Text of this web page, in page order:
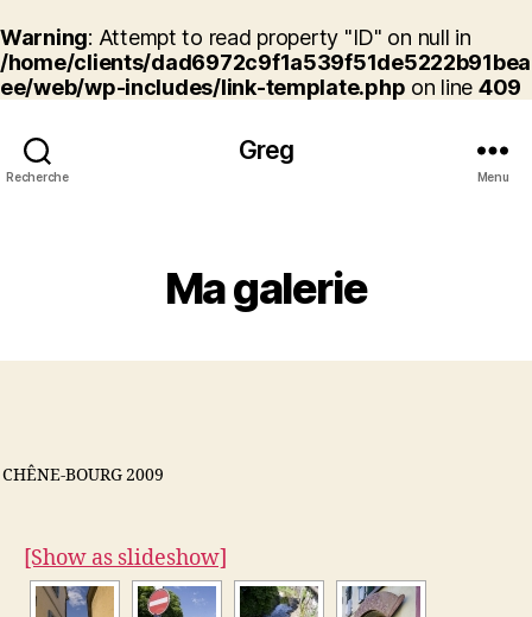
Warning: Attempt to read property "ID" on null in
/home/clients/dad6972c9f1a539f51de5222b91bea
ee/web/wp-includes/link-template.php on line 409
Recherche
Greg
Menu
Ma galerie
CHÊNE-BOURG 2009
[Show as slideshow]